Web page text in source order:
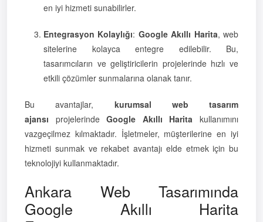
en iyi hizmeti sunabilirler.
Entegrasyon Kolaylığı: Google Akıllı Harita, web
sitelerine kolayca entegre edilebilir. Bu,
tasarımcıların ve geliştiricilerin projelerinde hızlı ve
etkili çözümler sunmalarına olanak tanır.
Bu avantajlar, kurumsal web tasarım
ajansı projelerindeGoogle Akıllı Harita kullanımını
vazgeçilmez kılmaktadır. İşletmeler, müşterilerine en iyi
hizmeti sunmak ve rekabet avantajı elde etmek için bu
teknolojiyi kullanmaktadır.
Ankara Web Tasarımında
Google Akıllı Harita